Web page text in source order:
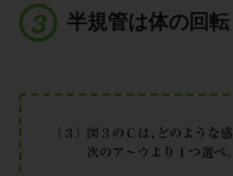
半規管は体の回